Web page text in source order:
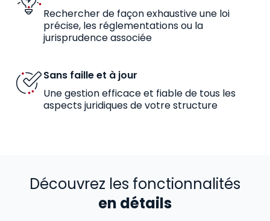
Rechercher de façon exhaustive une loi
précise, les réglementations ou la
jurisprudence associée
Sans faille et à jour
Une gestion efficace et fiable de tous les
aspects juridiques de votre structure
Découvrez les fonctionnalités
en détails